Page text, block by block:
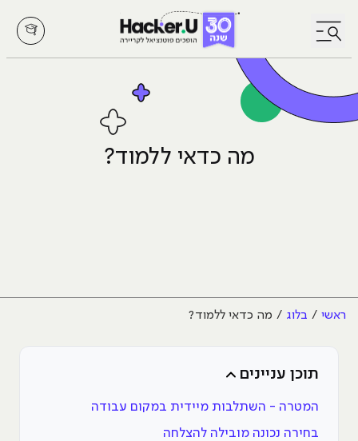
לחץ לפתיחת/סגירת תפריט
מה כדאי ללמוד?
ראשי בלוג מה כדאי ללמוד?
תוכן עניינים
המטרה - השתלבות מיידית במקום עבודה
בחירה נכונה מובילה להצלחה